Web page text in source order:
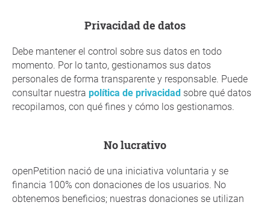
Privacidad de datos
Debe mantener el control sobre sus datos en todo
momento. Por lo tanto, gestionamos sus datos
personales de forma transparente y responsable. Puede
consultar nuestra política de privacidad sobre qué datos
recopilamos, con qué fines y cómo los gestionamos.
No lucrativo
openPetition nació de una iniciativa voluntaria y se
financia 100% con donaciones de los usuarios. No
obtenemos beneficios; nuestras donaciones se utilizan